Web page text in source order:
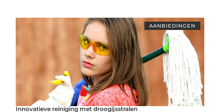
AANBIEDINGEN
Innovatieve reiniging met droogijsstralen